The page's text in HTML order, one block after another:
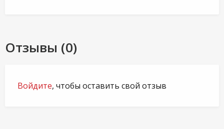
Отзывы (0)
Войдите, чтобы оставить свой отзыв